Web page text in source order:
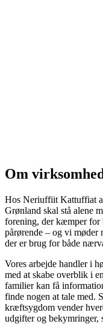
Om
Hos Neriuffiit Kattuffiat
Grønland skal stå alene
forening, der kæmper for
pårørende – og vi møder
der er brug for både
Vores arbejde handler i
med at skabe overblik i
familier kan få
finde nogen at tale med.
kræftsygdom vender
udgifter og bekymringer,